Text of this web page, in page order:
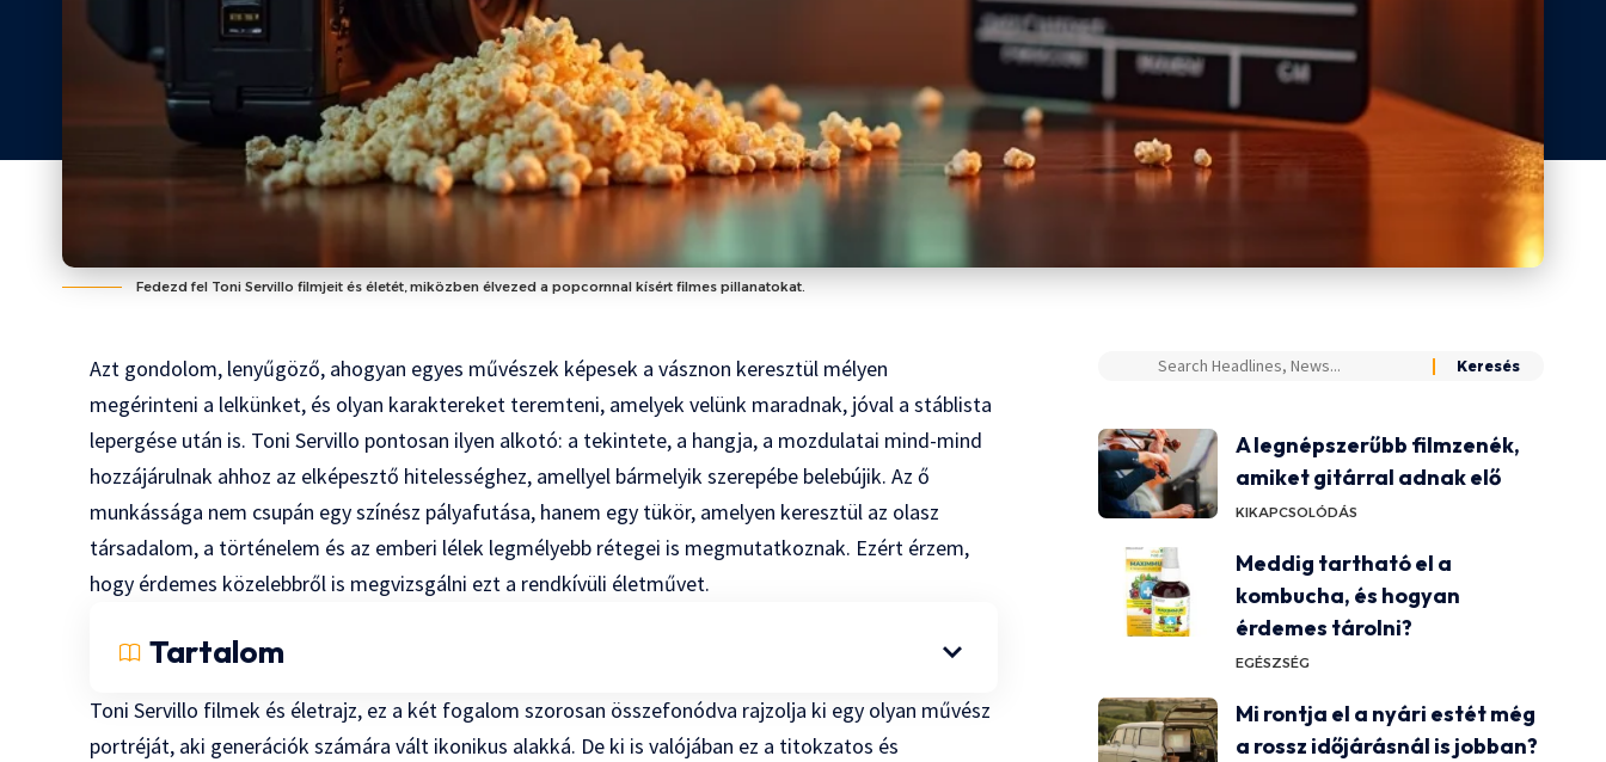
Fedezd fel Toni Servillo filmjeit és életét, miközben élvezed a popcornnal kísért filmes pillanatokat.
Azt gondolom, lenyűgöző, ahogyan egyes művészek képesek a vásznon keresztül mélyen
megérinteni a lelkünket, és olyan karaktereket teremteni, amelyek velünk maradnak, jóval a stáblista
lepergése után is. Toni Servillo pontosan ilyen alkotó: a tekintete, a hangja, a mozdulatai mind-mind
hozzájárulnak ahhoz az elképesztő hitelességhez, amellyel bármelyik szerepébe belebújik. Az ő
munkássága nem csupán egy színész pályafutása, hanem egy tükör, amelyen keresztül az olasz
társadalom, a történelem és az emberi lélek legmélyebb rétegei is megmutatkoznak. Ezért érzem,
hogy érdemes közelebbről is megvizsgálni ezt a rendkívüli életművet.
Tartalom
Toni Servillo filmek és életrajz, ez a két fogalom szorosan összefonódva rajzolja ki egy olyan művész
portréját, aki generációk számára vált ikonikus alakká. De ki is valójában ez a titokzatos és
A legnépszerűbb filmzenék,
amiket gitárral adnak elő
KIKAPCSOLÓDÁS
Meddig tartható el a
kombucha, és hogyan
érdemes tárolni?
EGÉSZSÉG
Mi rontja el a nyári estét még
a rossz időjárásnál is jobban?